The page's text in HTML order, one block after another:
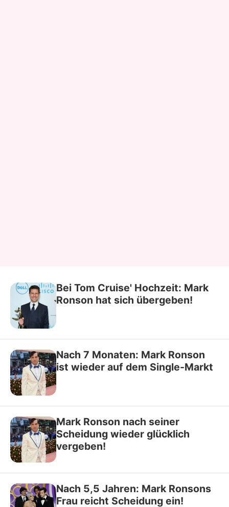
Bei Tom Cruise' Hochzeit: Mark
Ronson hat sich übergeben!
Nach 7 Monaten: Mark Ronson
ist wieder auf dem Single-Markt
Mark Ronson nach seiner
Scheidung wieder glücklich
vergeben!
Nach 5,5 Jahren: Mark Ronsons
Frau reicht Scheidung ein!